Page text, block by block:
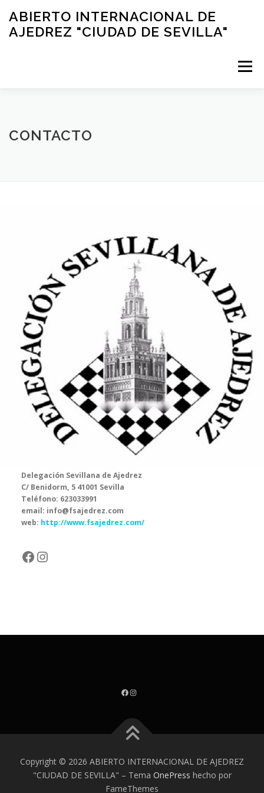
contenido
ABIERTO INTERNACIONAL DE
AJEDREZ "CIUDAD DE SEVILLA"
Menú
OLIMPIADA INTERESCOLAR TORNEO FEMENINO
CONTACTO
Delegación Sevillana de Ajedrez
C/ Benidorm, 5 41001 Sevilla
Teléfono: 623033991
email: info@fsajedrez.com
web: http://www.fsajedrez.com/
Facebook Instagram
Facebook Instagram
Copyright © 2026 ABIERTO INTERNACIONAL DE AJEDREZ
"CIUDAD DE SEVILLA" – Tema OnePress hecho por
FameThemes